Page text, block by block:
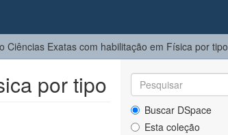
Ciências Exatas com habilitação em Física por tipo
por tipo
Buscar DSpace
Esta coleção